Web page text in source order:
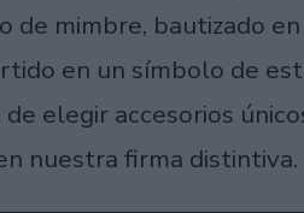
de mimbre, bautizado
en un símbolo de
elegir accesorios
nuestra firma distintiva.